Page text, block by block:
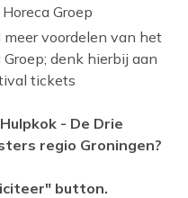
Groep
voordelen van het
denk hierbij aan
tickets
- De Drie
regio Groningen?
button.